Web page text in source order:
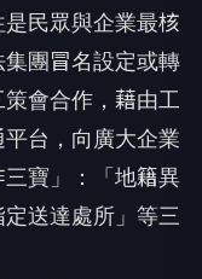
民眾與企業最核
團冒名設定或轉
會合作，藉由工
台，向廣大企業
寶」：「地籍異
送達處所」等三